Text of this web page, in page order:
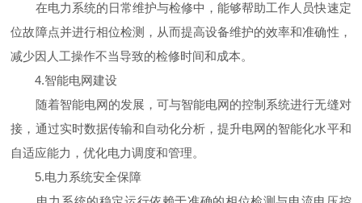
在电力系统的日常维护与检修中，能够帮助工作人员快速定
位故障点并进行相位检测，从而提高设备维护的效率和准确性，
减少因人工操作不当导致的检修时间和成本。
4.智能电网建设
随着智能电网的发展，可与智能电网的控制系统进行无缝对
接，通过实时数据传输和自动化分析，提升电网的智能化水平和
自适应能力，优化电力调度和管理。
5.电力系统安全保障